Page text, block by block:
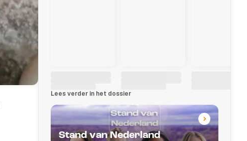
Lees verder in het dossier
Stand van Nederland